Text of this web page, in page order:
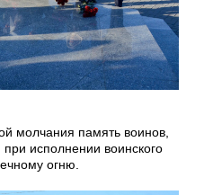
молчания память воинов,
исполнении воинского
огню.